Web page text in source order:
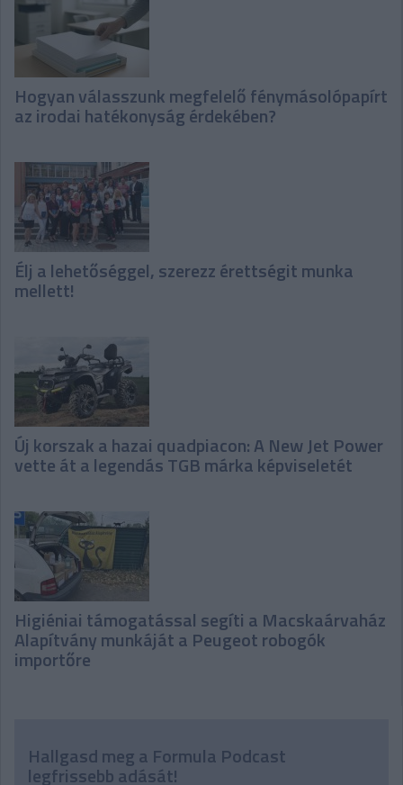
Hogyan válasszunk megfelelő fénymásolópapírt
az irodai hatékonyság érdekében?
Élj a lehetőséggel, szerezz érettségit munka
mellett!
Új korszak a hazai quadpiacon: A New Jet Power
vette át a legendás TGB márka képviseletét
Higiéniai támogatással segíti a Macskaárvaház
Alapítvány munkáját a Peugeot robogók
importőre
Hallgasd meg a Formula Podcast
legfrissebb adását!